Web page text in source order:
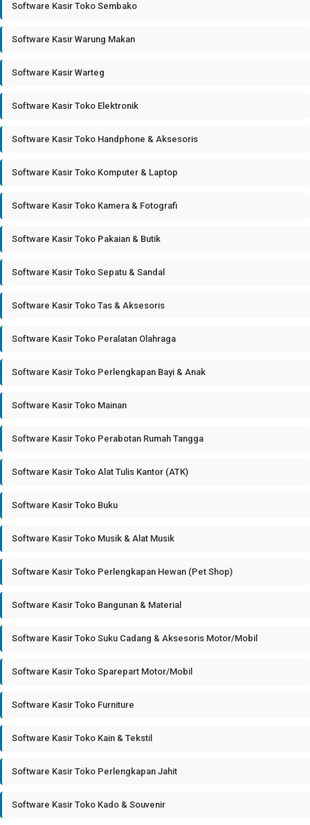
Software Kasir Toko Sembako
Software Kasir Warung Makan
Software Kasir Warteg
Software Kasir Toko Elektronik
Software Kasir Toko Handphone & Aksesoris
Software Kasir Toko Komputer & Laptop
Software Kasir Toko Kamera & Fotografi
Software Kasir Toko Pakaian & Butik
Software Kasir Toko Sepatu & Sandal
Software Kasir Toko Tas & Aksesoris
Software Kasir Toko Peralatan Olahraga
Software Kasir Toko Perlengkapan Bayi & Anak
Software Kasir Toko Mainan
Software Kasir Toko Perabotan Rumah Tangga
Software Kasir Toko Alat Tulis Kantor (ATK)
Software Kasir Toko Buku
Software Kasir Toko Musik & Alat Musik
Software Kasir Toko Perlengkapan Hewan (Pet Shop)
Software Kasir Toko Bangunan & Material
Software Kasir Toko Suku Cadang & Aksesoris Motor/Mobil
Software Kasir Toko Sparepart Motor/Mobil
Software Kasir Toko Furniture
Software Kasir Toko Kain & Tekstil
Software Kasir Toko Perlengkapan Jahit
Software Kasir Toko Kado & Souvenir